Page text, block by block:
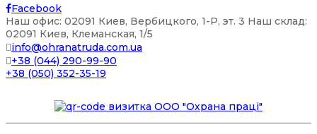
Facebook
Наш офис: 02091 Киев, Вербицкого, 1-P, эт. 3 Наш склад:
02091 Киев, Клеманская, 1/5
info@ohranatruda.com.ua
+38 (044) 290-99-90
+38 (050) 352-35-19